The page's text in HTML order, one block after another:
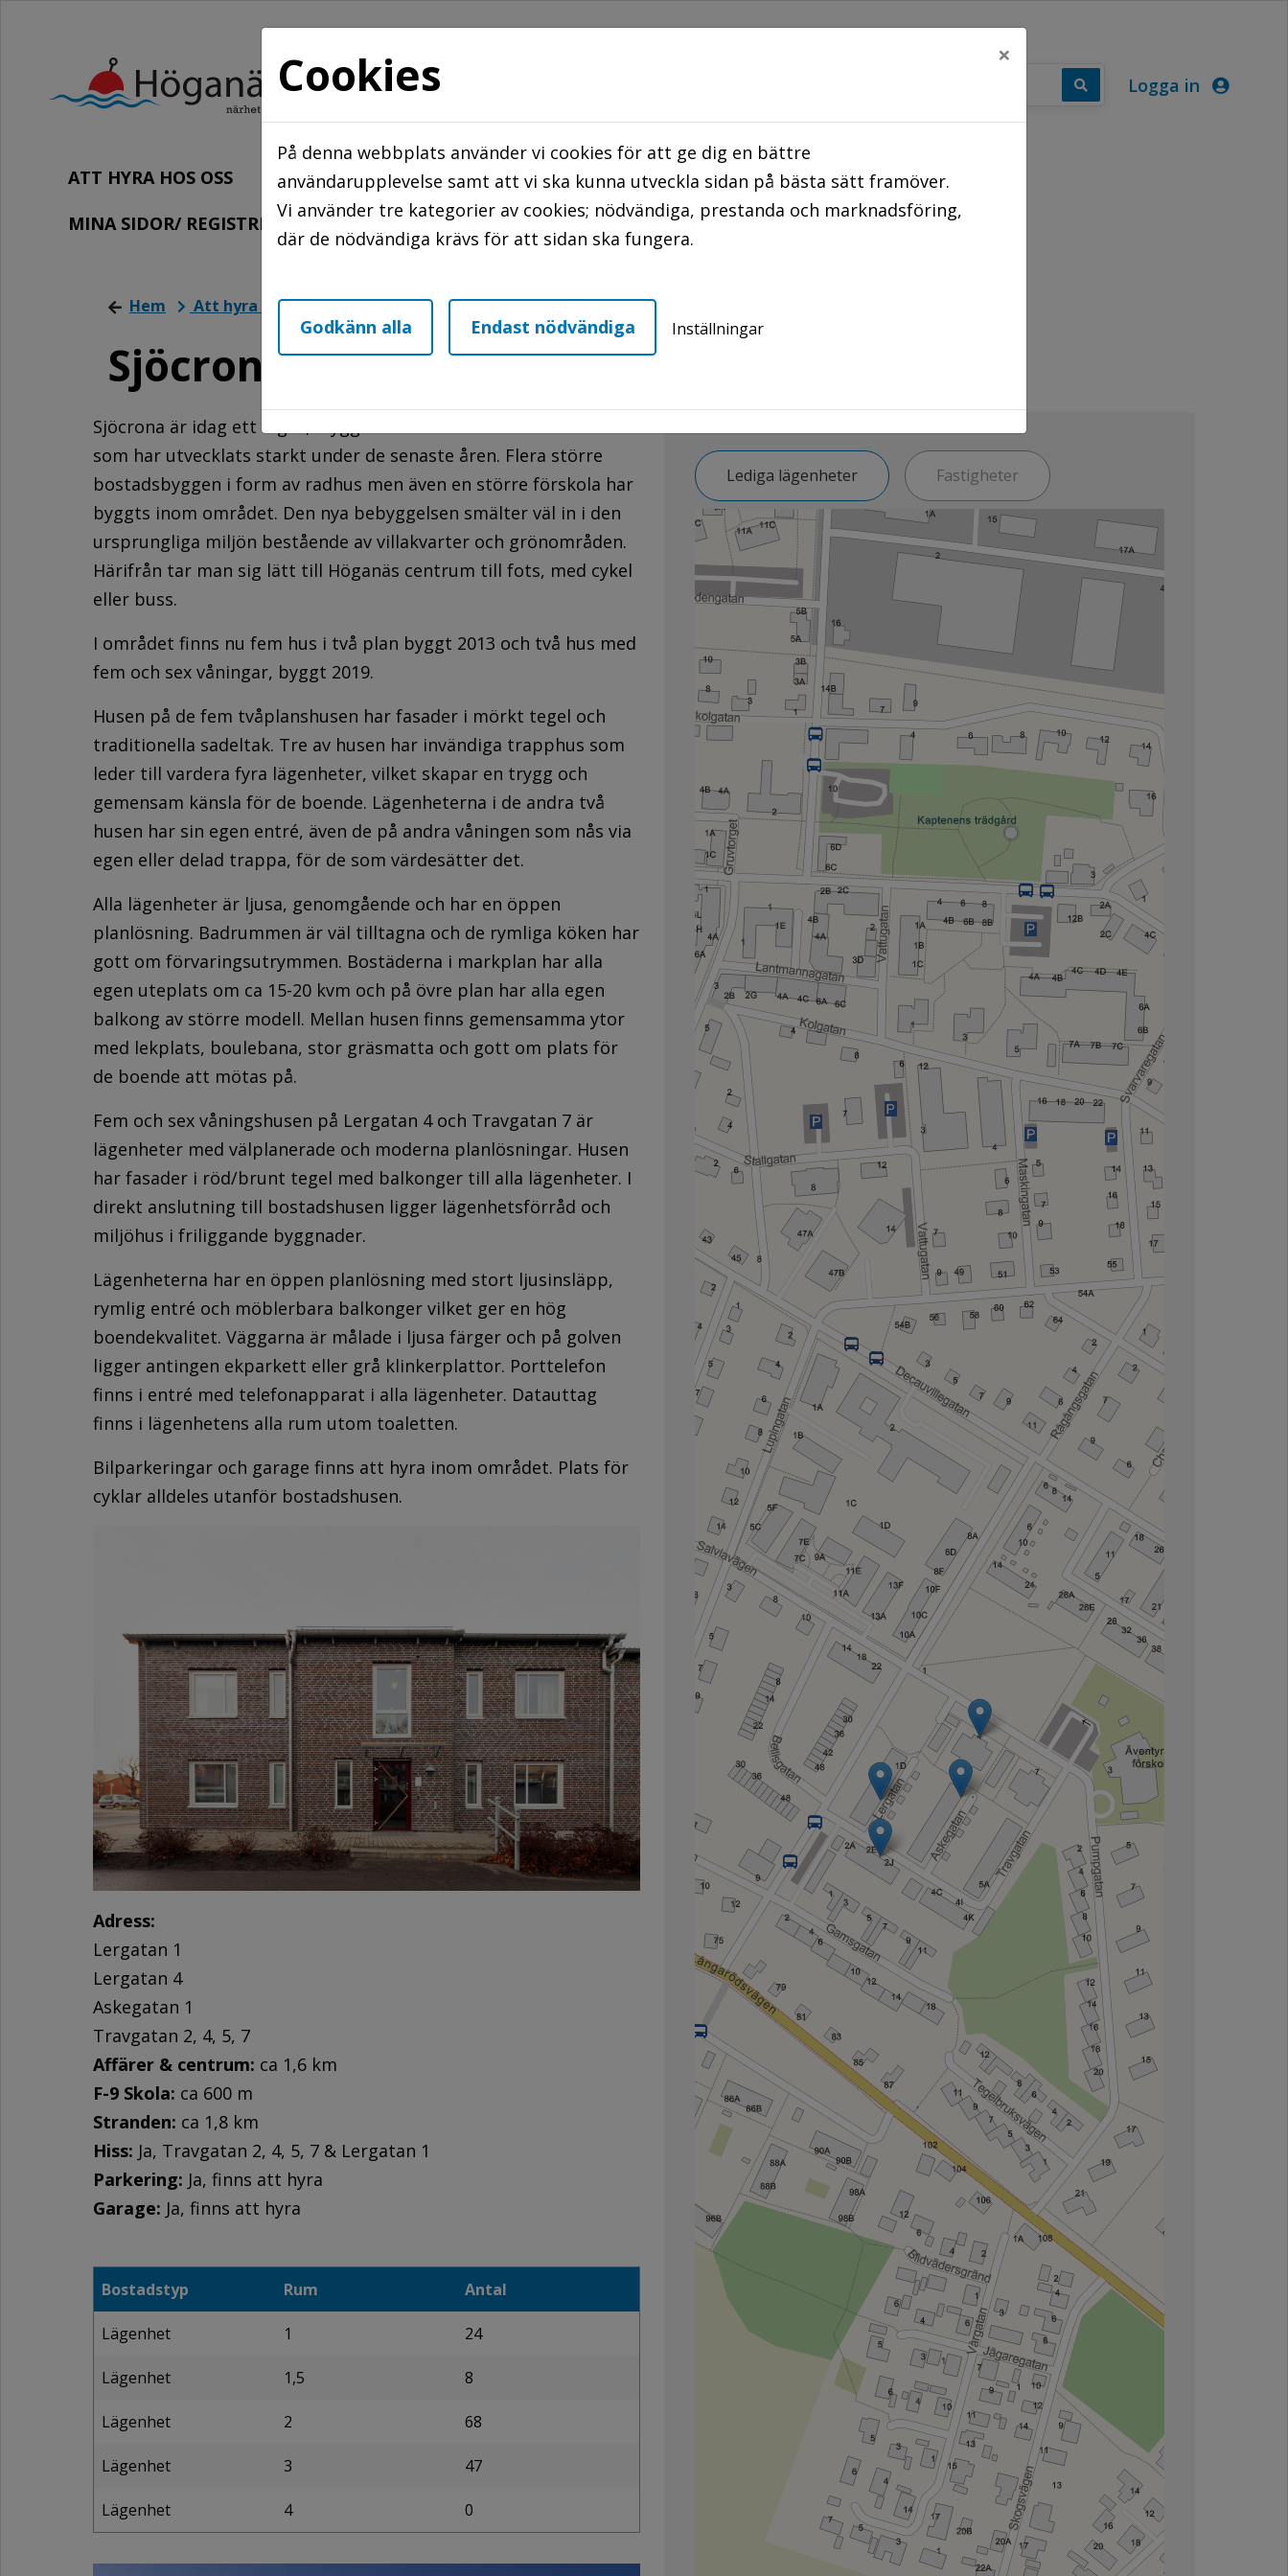
Logga in
ATT HYRA HOS OSS FÖR HYRESGÄSTER
TRYGGHETS BOENDE/ ÖPPNA TRÄFFPUNKTER
MINA SIDOR/ REGISTRERA DIG
KONTAKTA OSS
Hem Att hyra hos oss Våra bostadsområden Höganäs Övre
Sjöcrona
Sjöcrona är idag ett lugnt, tryggt och attraktivt bostadsområde
som har utvecklats starkt under de senaste åren. Flera större
bostadsbyggen i form av radhus men även en större förskola har
byggts inom området. Den nya bebyggelsen smälter väl in i den
ursprungliga miljön bestående av villakvarter och grönområden.
Härifrån tar man sig lätt till Höganäs centrum till fots, med cykel
eller buss.
I området finns nu fem hus i två plan byggt 2013 och två hus med
fem och sex våningar, byggt 2019.
Husen på de fem tvåplanshusen har fasader i mörkt tegel och
traditionella sadeltak. Tre av husen har invändiga trapphus som
leder till vardera fyra lägenheter, vilket skapar en trygg och
gemensam känsla för de boende. Lägenheterna i de andra två
husen har sin egen entré, även de på andra våningen som nås via
egen eller delad trappa, för de som värdesätter det.
Alla lägenheter är ljusa, genomgående och har en öppen
planlösning. Badrummen är väl tilltagna och de rymliga köken har
gott om förvaringsutrymmen. Bostäderna i markplan har alla
egen uteplats om ca 15-20 kvm och på övre plan har alla egen
balkong av större modell. Mellan husen finns gemensamma ytor
med lekplats, boulebana, stor gräsmatta och gott om plats för
de boende att mötas på.
Fem och sex våningshusen på Lergatan 4 och Travgatan 7 är
lägenheter med välplanerade och moderna planlösningar. Husen
har fasader i röd/brunt tegel med balkonger till alla lägenheter. I
direkt anslutning till bostadshusen ligger lägenhetsförråd och
miljöhus i friliggande byggnader.
Lägenheterna har en öppen planlösning med stort ljusinsläpp,
rymlig entré och möblerbara balkonger vilket ger en hög
boendekvalitet. Väggarna är målade i ljusa färger och på golven
ligger antingen ekparkett eller grå klinkerplattor. Porttelefon
finns i entré med telefonapparat i alla lägenheter. Datauttag
finns i lägenhetens alla rum utom toaletten.
Bilparkeringar och garage finns att hyra inom området. Plats för
cyklar alldeles utanför bostadshusen.
Adress:
Lergatan 1
Lergatan 4
Askegatan 1
Travgatan 2, 4, 5, 7
Affärer & centrum: ca 1,6 km
F-9 Skola: ca 600 m
Stranden: ca 1,8 km
Hiss: Ja, Travgatan 2, 4, 5, 7 & Lergatan 1
Parkering: Ja, finns att hyra
Garage: Ja, finns att hyra
Bostadstyp Rum Antal
Lägenhet 1 24
Lägenhet 1,5 8
Lägenhet 2 68
Lägenhet 3 47
Lägenhet 4 0
Lediga lägenheter Fastigheter
Cookies ×
På denna webbplats använder vi cookies för att ge dig en bättre
användarupplevelse samt att vi ska kunna utveckla sidan på bästa sätt framöver.
Vi använder tre kategorier av cookies; nödvändiga, prestanda och marknadsföring,
där de nödvändiga krävs för att sidan ska fungera.
Godkänn alla Endast nödvändiga Inställningar